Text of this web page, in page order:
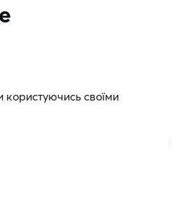
користуючись своїми